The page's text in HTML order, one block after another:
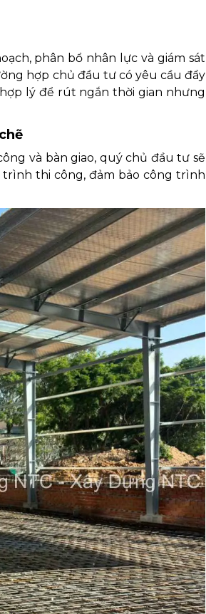
phân bổ nhân lực và giám sát
hợp chủ đầu tư có yêu cầu đẩy
lý để rút ngắn thời gian nhưng
và bàn giao, quý chủ đầu tư sẽ
thi công, đảm bảo công trình